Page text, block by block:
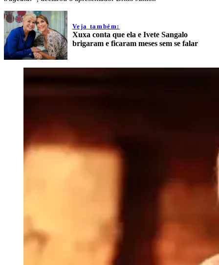
Veja também:
Xuxa conta que ela e Ivete Sangalo
brigaram e ficaram meses sem se falar